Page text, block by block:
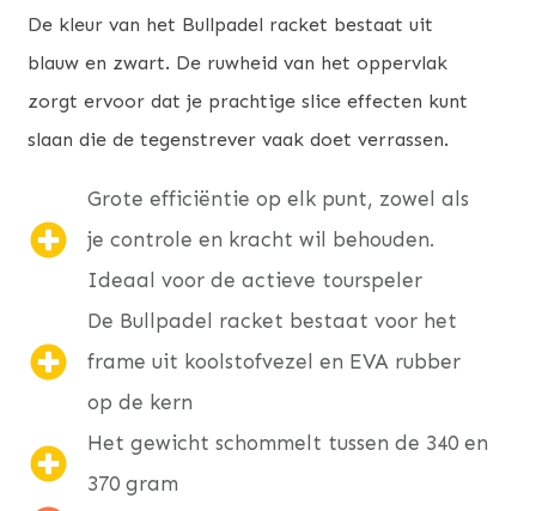
De kleur van het Bullpadel racket bestaat uit
blauw en zwart. De ruwheid van het oppervlak
zorgt ervoor dat je prachtige slice effecten kunt
slaan die de tegenstrever vaak doet verrassen.
Grote efficiëntie op elk punt, zowel als
je controle en kracht wil behouden.
Ideaal voor de actieve tourspeler
De Bullpadel racket bestaat voor het
frame uit koolstofvezel en EVA rubber
op de kern
Het gewicht schommelt tussen de 340 en
370 gram